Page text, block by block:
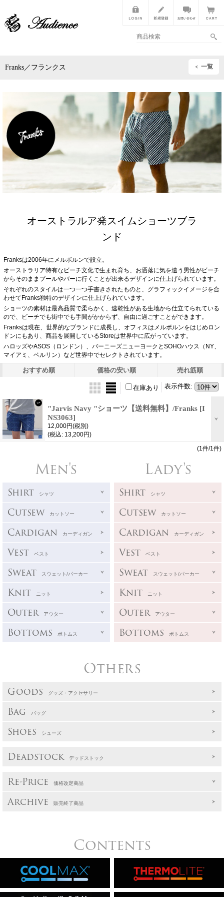
Franks／フランクス
オーストラルア発スイムショーツブラ
ンド
Franksは2006年にメルボルンで設立。
オーストラリア特有なビーチ文化で生まれ育ち、お洒落に気を遣う男性がビーチ
からそのままプールやバーに行くことが出来るデザインに仕上げられています。
それぞれのスタイルは一つ一つ手書きされたものと、グラフィックイメージを合
わせてFranks独特のデザインに仕上げられています。
ショーツの素材は最高品質で柔らかく、速乾性がある生地から仕立てられている
ので、ビーチでも街中でも手間がかからず、自由に過ごすことができます。
Franksは現在、世界的なブランドに成長し、オフィスはメルボルンをはじめロン
ドンにもあり、商品を展開しているStoreは世界中に広がっています。
ハロッズやASOS（ロンドン）、バーニーズニューヨークとSOHOハウス（NY、
マイアミ、ベルリン）など世界中でセレクトされています。
一覧
おすすめ順 価格の安い順 売れ筋順
表示件数:
在庫あり
"Jarvis Navy "ショーツ【送料無料】/Franks [I
NS3063]
12,000円(税別)
(税込: 13,200円)
(1件/1件)
Men's
Shirt シャツ
Cutsew カットソー
Cardigan カーディガン
Vest ベスト
Sweat スウェット/パーカー
Knit ニット
Outer アウター
Bottoms ボトムス
Lady's
Shirt シャツ
Cutsew カットソー
Cardigan カーディガン
Vest ベスト
Sweat スウェット/パーカー
Knit ニット
Outer アウター
Bottoms ボトムス
Others
Goods グッズ・アクセサリー
Bag バッグ
Shoes シューズ
Deadstock デッドストック
Re-Price 価格改定商品
Archive 販売終了商品
Contents